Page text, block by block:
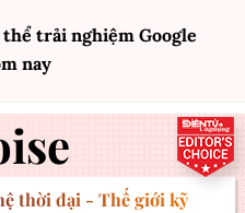
trải nghiệm Google
nay
thời đại - Thế giới kỹ